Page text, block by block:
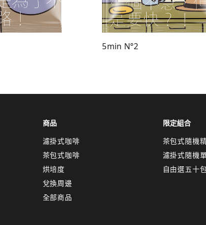
5min N°2
商品
濾掛式咖啡
茶包式咖啡
烘培度
兌換周邊
全部商品
限定組合
茶包式隨機
濾掛式隨機
自由選五十